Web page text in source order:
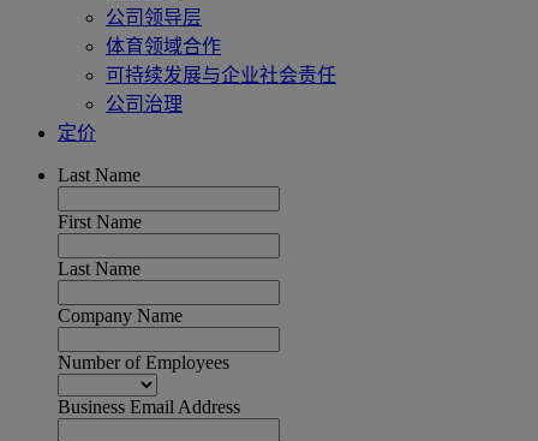
公司领导层
体育领域合作
可持续发展与企业社会责任
公司治理
定价
Last Name
First Name
Last Name
Company Name
Number of Employees
Business Email Address